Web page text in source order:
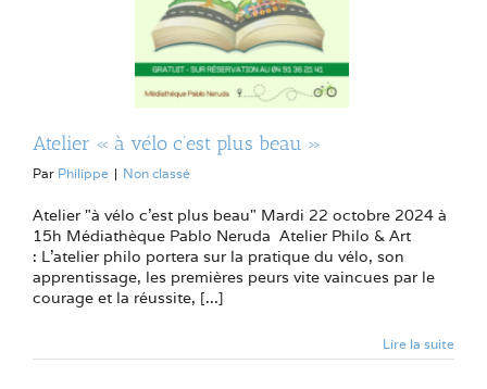
Atelier « à vélo c’est plus beau »
Par Philippe | Non classé
Atelier "à vélo c'est plus beau" Mardi 22 octobre 2024 à
15h Médiathèque Pablo Neruda Atelier Philo & Art
: L’atelier philo portera sur la pratique du vélo, son
apprentissage, les premières peurs vite vaincues par le
courage et la réussite, [...]
Lire la suite